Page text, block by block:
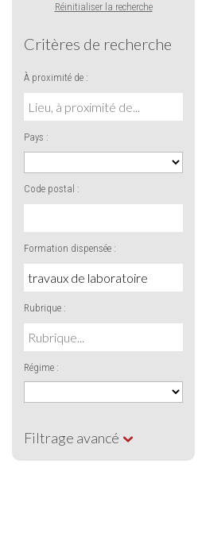
Réinitialiser la recherche
Critères de recherche
À proximité de :
Pays :
Code postal :
Formation dispensée :
Rubrique :
Régime :
Filtrage avancé